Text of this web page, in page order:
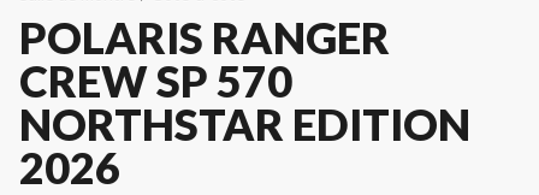
POLARIS RANGER
CREW SP 570
NORTHSTAR EDITION
2026